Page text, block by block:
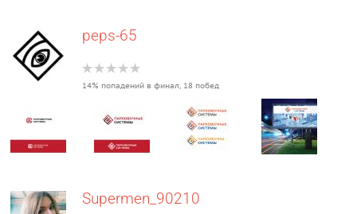
peps-65
14% попадений в финал, 18 побед
Supermen_90210